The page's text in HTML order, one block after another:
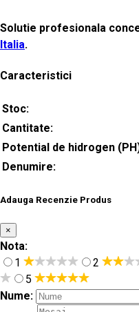
Solutie profesionala
Italia.
Caracteristici
Stoc:
Cantitate:
Potential de hidrogen
Denumire:
Adauga Recenzie Produs
×
Nota:
1
2
5
Nume: